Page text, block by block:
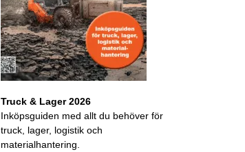
Truck & Lager 2026
Inköpsguiden med allt du behöver för
truck, lager, logistik och
materialhantering.